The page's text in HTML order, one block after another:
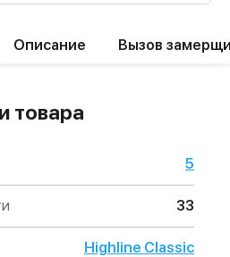
Описание Вызов
товара
5
33
Highline Classic